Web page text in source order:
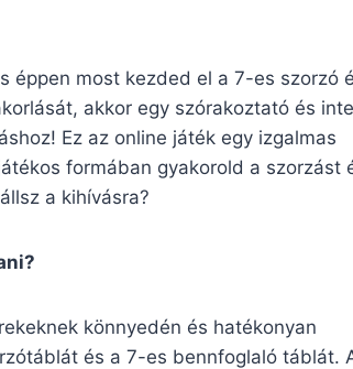
éppen most kezded el a 7-es szorzó
akkor egy szórakoztató és
Ez az online játék egy izgalmas
formában gyakorold a szorzást
a kihívásra?
könnyedén és hatékonyan
és a 7-es bennfoglaló táblát.